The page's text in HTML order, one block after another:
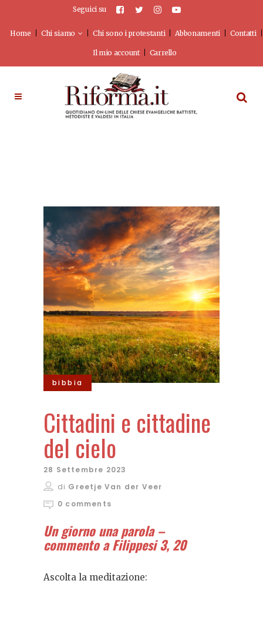
Seguici su
Home Chi siamo Chi sono i protestanti Abbonamenti Contatti
Il mio account Carrello
bibbia
Cittadini e cittadine
del cielo
28 Settembre 2023
di Greetje Van der Veer
0 comments
Un giorno una parola –
commento a Filippesi 3, 20
Ascolta la meditazione: